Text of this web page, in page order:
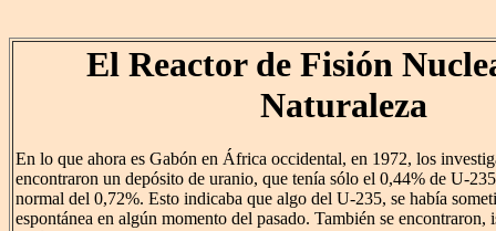
El Reactor de Fisión
Naturaleza
En lo que ahora es Gabón en África occidental, en 1972, los
encontraron un depósito de uranio, que tenía sólo el 0,44% de U-
normal del 0,72%. Esto indicaba que algo del U-235, se había
espontánea en algún momento del pasado. También se